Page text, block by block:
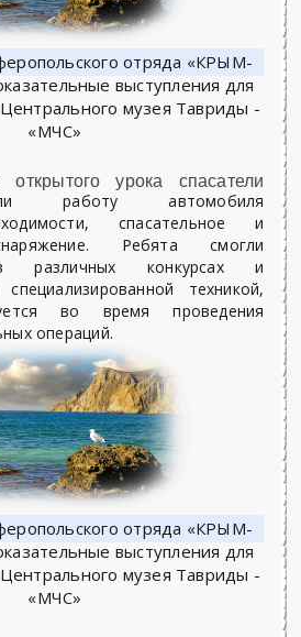
урока спасатели
работу автомобиля
спасательное и
Ребята смогли
различных конкурсах и
техникой,
во время проведения
операций.